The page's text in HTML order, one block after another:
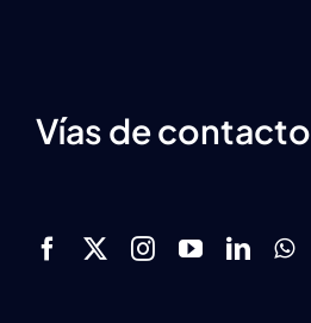
Vías de contacto